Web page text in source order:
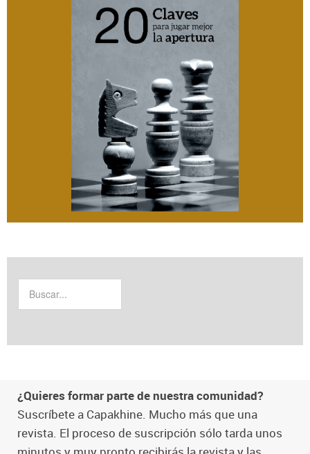
¿Quieres formar parte de nuestra comunidad?
Suscríbete a Capakhine. Mucho más que una
revista. El proceso de suscripción sólo tarda unos